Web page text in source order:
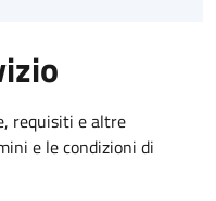
requisiti e altre
e le condizioni di